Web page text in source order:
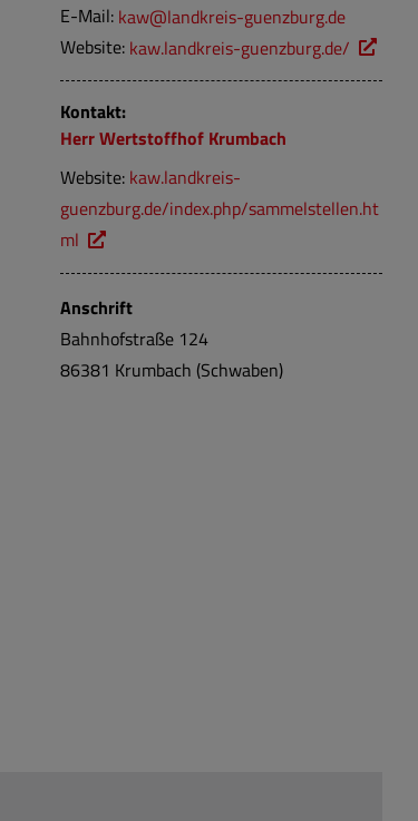
E-Mail: kaw@landkreis-guenzburg.de
Website: kaw.landkreis-guenzburg.de/
Kontakt:
HerrWertstoffhof Krumbach
Website: kaw.landkreis-
guenzburg.de/index.php/sammelstellen.ht
ml
Anschrift
Bahnhofstraße 124
86381 Krumbach (Schwaben)